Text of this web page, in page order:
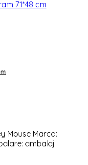
Mouse Marca:
ambalaj